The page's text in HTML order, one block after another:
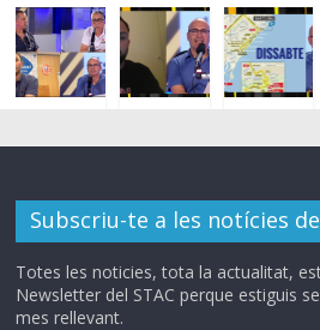
Subscriu-te a les notícies
Totes les noticies, tota la actualitat,
Newsletter del STAC perque estiguis
mes rellevant.